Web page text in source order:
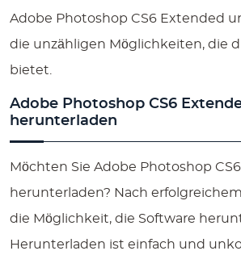
Adobe Photoshop CS6 Extended
die unzähligen Möglichkeiten, die
bietet.
Adobe Photoshop CS6
herunterladen
Möchten Sie Adobe Photoshop
herunterladen? Nach
die Möglichkeit, die Software
Herunterladen ist einfach und